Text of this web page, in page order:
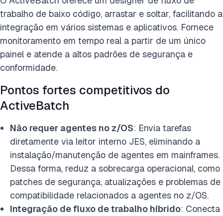
trabalho de baixo código, arrastar e soltar, facilitando a
integração em vários sistemas e aplicativos. Fornece
monitoramento em tempo real a partir de um único
painel e atende a altos padrões de segurança e
conformidade.
Pontos fortes competitivos do
ActiveBatch
Não requer agentes no z/OS: Envia tarefas
diretamente via leitor interno JES, eliminando a
instalação/manutenção de agentes em mainframes.
Dessa forma, reduz a sobrecarga operacional, como
patches de segurança, atualizações e problemas de
compatibilidade relacionados a agentes no z/OS.
Integração de fluxo de trabalho híbrido: Conecta